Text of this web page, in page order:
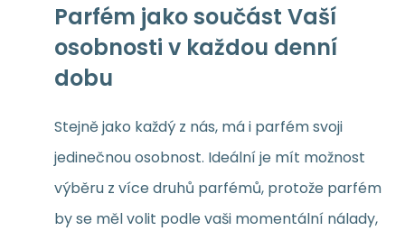
Parfém jako součást Vaší
osobnosti v každou denní
dobu
Stejně jako každý z nás, má i parfém svoji
jedinečnou osobnost. Ideální je mít možnost
výběru z více druhů parfémů, protože parfém
by se měl volit podle vaši momentální nálady,